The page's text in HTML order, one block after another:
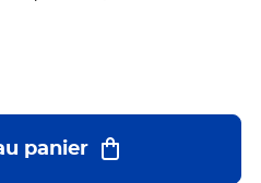
panier